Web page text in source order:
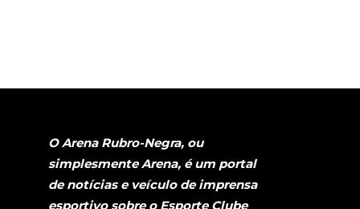
O Arena Rubro-Negra, ou
simplesmente Arena, é um portal
de notícias e veículo de imprensa
esportivo sobre o Esporte Clube